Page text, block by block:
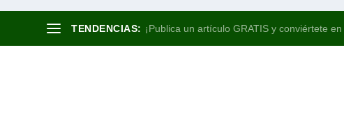
TENDENCIAS: ¡Publica un artículo GRATIS y conviértete en